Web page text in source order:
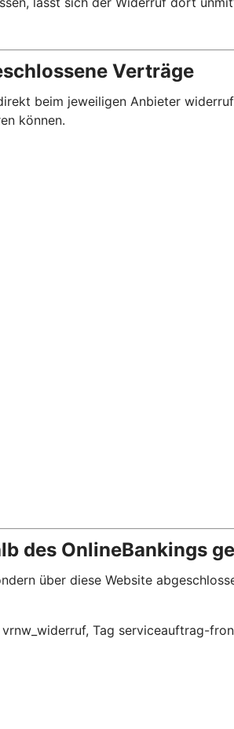
Verträge
beim jeweiligen Anbieter
können.
des OnlineBankings
über diese Website
Tag serviceauftrag-